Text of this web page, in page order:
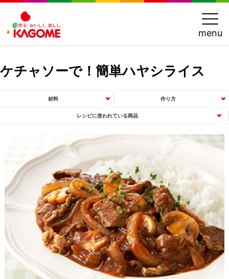
menu
ケチャソーで！簡単ハヤシライス
材料 作り方
レシピに使われている商品